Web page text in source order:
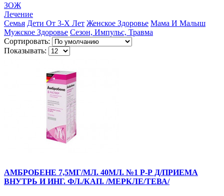
ЗОЖ
Лечение
Семья Дети От 3-Х Лет Женское Здоровье Мама И Малыш
Мужское Здоровье Сезон, Импульс, Травма
Сортировать:
Показывать:
АМБРОБЕНЕ 7,5МГ/МЛ. 40МЛ. №1 Р-Р Д/ПРИЕМА
ВНУТРЬ И ИНГ. ФЛ./КАП. /МЕРКЛЕ/ТЕВА/